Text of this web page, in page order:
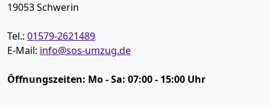
19053Schwerin
Tel.: 01579-2621489
E-Mail: info@sos-umzug.de
Öffnungszeiten: Mo - Sa: 07:00 - 15:00 Uhr